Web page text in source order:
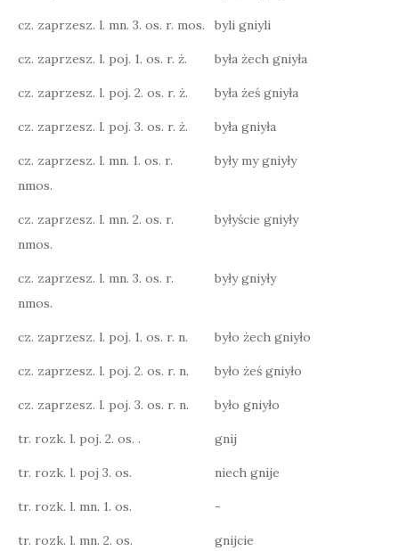
cz. zaprzesz. l. mn. 3. os. r. mos. byli gniyli
cz. zaprzesz. l. poj. 1. os. r. ż. była żech gniyła
cz. zaprzesz. l. poj. 2. os. r. ż. była żeś gniyła
cz. zaprzesz. l. poj. 3. os. r. ż. była gniyła
cz. zaprzesz. l. mn. 1. os. r.
nmos.
były my gniyły
cz. zaprzesz. l. mn. 2. os. r.
nmos.
byłyście gniyły
cz. zaprzesz. l. mn. 3. os. r.
nmos.
były gniyły
cz. zaprzesz. l. poj. 1. os. r. n. było żech gniyło
cz. zaprzesz. l. poj. 2. os. r. n. było żeś gniyło
cz. zaprzesz. l. poj. 3. os. r. n. było gniyło
tr. rozk. l. poj. 2. os. . gnij
tr. rozk. l. poj 3. os. niech gnije
tr. rozk. l. mn. 1. os. -
tr. rozk. l. mn. 2. os. gnijcie